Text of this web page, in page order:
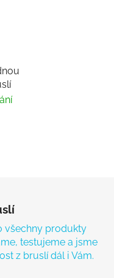
všechny produkty
testujeme a jsme
z bruslí dál i Vám.